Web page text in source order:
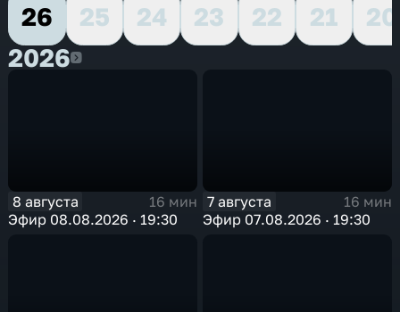
26
25 24 23 22 21
20
20262026
8 августа
16 мин
Эфир 08.08.2026 · 19:30
7 августа
16 мин
Эфир 07.08.2026 · 19:30